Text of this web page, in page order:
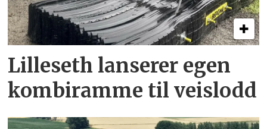
Lilleseth lanserer egen
kombi­ramme til veislodd